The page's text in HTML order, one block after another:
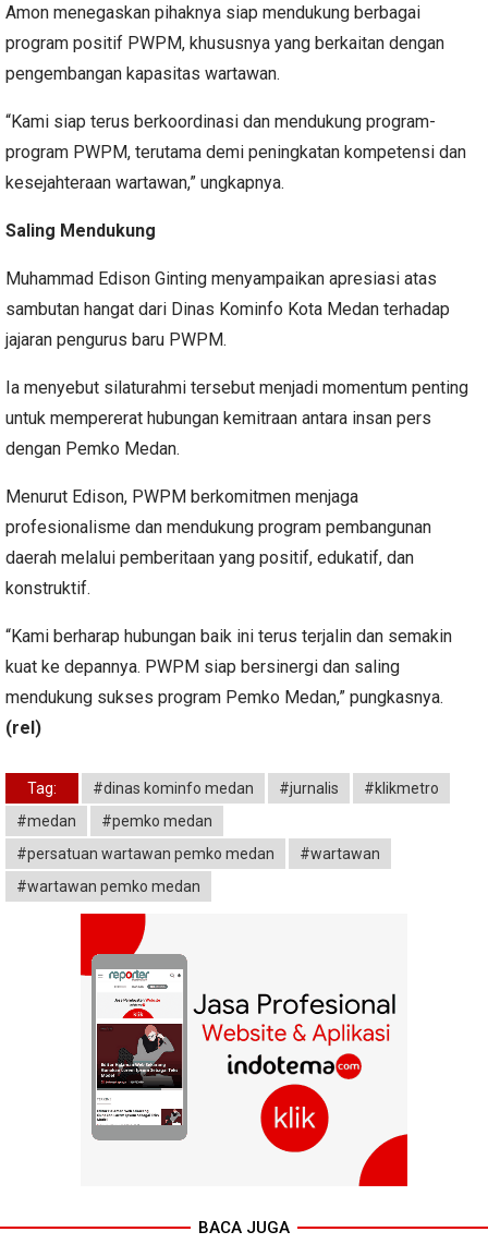
Amon menegaskan pihaknya siap mendukung berbagai
program positif PWPM, khususnya yang berkaitan dengan
pengembangan kapasitas wartawan.
“Kami siap terus berkoordinasi dan mendukung program-
program PWPM, terutama demi peningkatan kompetensi dan
kesejahteraan wartawan,” ungkapnya.
Saling Mendukung
Muhammad Edison Ginting menyampaikan apresiasi atas
sambutan hangat dari Dinas Kominfo Kota Medan terhadap
jajaran pengurus baru PWPM.
Ia menyebut silaturahmi tersebut menjadi momentum penting
untuk mempererat hubungan kemitraan antara insan pers
dengan Pemko Medan.
Menurut Edison, PWPM berkomitmen menjaga
profesionalisme dan mendukung program pembangunan
daerah melalui pemberitaan yang positif, edukatif, dan
konstruktif.
“Kami berharap hubungan baik ini terus terjalin dan semakin
kuat ke depannya. PWPM siap bersinergi dan saling
mendukung sukses program Pemko Medan,” pungkasnya.
(rel)
Tag: #dinas kominfo medan #jurnalis
#klikmetro
#medan
#pemko medan
#persatuan wartawan pemko medan
#wartawan
#wartawan pemko medan
BACA JUGA